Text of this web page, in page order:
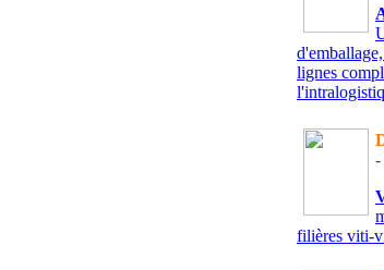
lignes
-
filières viti-